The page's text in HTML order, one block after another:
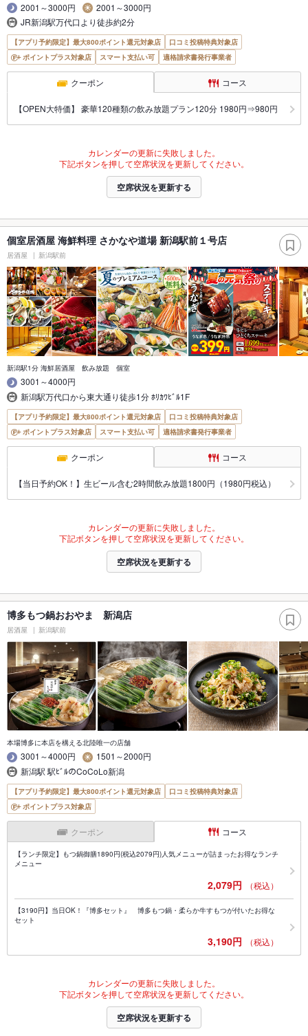
2001～3000円
2001～3000円
JR新潟駅万代口より徒歩約2分
【アプリ予約限定】最大800ポイント還元対象店
口コミ投稿特典対象店
ポイントプラス対象店
スマート支払い可 適格請求書発行事業者
クーポン コース
【OPEN大特価】 豪華120種類の飲み放題プラン120分 1980円⇒980円
カレンダーの更新に失敗しました。
下記ボタンを押して空席状況を更新してください。
空席状況を更新する
個室居酒屋 海鮮料理 さかなや道場 新潟駅前１号店
居酒屋 新潟駅前
新潟駅1分 海鮮居酒屋 飲み放題 個室
3001～4000円
新潟駅万代口から東大通り徒歩1分 ﾎﾘｶﾜﾋﾞﾙ1F
【アプリ予約限定】最大800ポイント還元対象店
口コミ投稿特典対象店
ポイントプラス対象店
スマート支払い可 適格請求書発行事業者
クーポン コース
【当日予約OK！】生ビール含む2時間飲み放題1800円（1980円税込）
カレンダーの更新に失敗しました。
下記ボタンを押して空席状況を更新してください。
空席状況を更新する
博多もつ鍋おおやま 新潟店
居酒屋 新潟駅前
本場博多に本店を構える北陸唯一の店舗
3001～4000円
1501～2000円
新潟駅 駅ﾋﾞﾙのCoCoLo新潟
【アプリ予約限定】最大800ポイント還元対象店
口コミ投稿特典対象店
ポイントプラス対象店
クーポン コース
【ランチ限定】もつ鍋御膳1890円(税込2079円)人気メニューが詰まったお得なランチ
メニュー
2,079円 （税込）
【3190円】当日OK！『博多セット』 博多もつ鍋・柔らか牛すもつが付いたお得な
セット
3,190円 （税込）
カレンダーの更新に失敗しました。
下記ボタンを押して空席状況を更新してください。
空席状況を更新する